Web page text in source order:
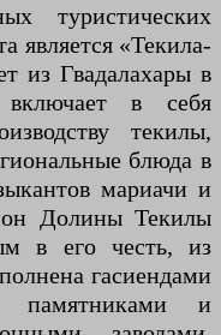
туристических
является «Текила-
из Гвадалахары в
в себя
текилы,
блюда в
мариачи и
Долины Текилы
в его честь, из
гасиендами
памятниками и